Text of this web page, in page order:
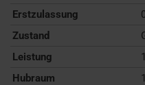
Erstzulassung
Zustand
Leistung
Hubraum